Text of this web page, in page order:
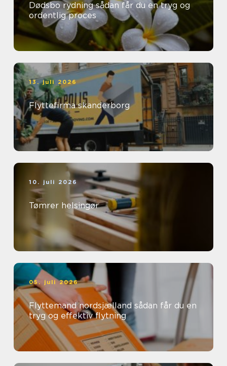
Dødsbo rydning sådan får du en tryg og
ordentlig proces
13. juli 2026
Flyttefirma skanderborg
10. juli 2026
Tømrer helsingør
05. juli 2026
Flyttemand nordsjælland sådan får du en
tryg og effektiv flytning